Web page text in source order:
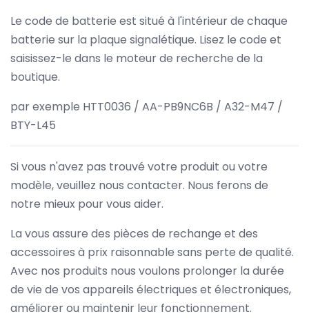
Le code de batterie est situé à l'intérieur de chaque
batterie sur la plaque signalétique. Lisez le code et
saisissez-le dans le moteur de recherche de la
boutique.
par exemple HTT0036 / AA-PB9NC6B / A32-M47 /
BTY-L45
Si vous n'avez pas trouvé votre produit ou votre
modèle, veuillez nous contacter. Nous ferons de
notre mieux pour vous aider.
La vous assure des pièces de rechange et des
accessoires à prix raisonnable sans perte de qualité.
Avec nos produits nous voulons prolonger la durée
de vie de vos appareils électriques et électroniques,
améliorer ou maintenir leur fonctionnement.